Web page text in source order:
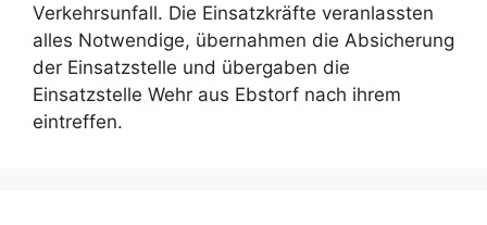
Verkehrsunfall. Die Einsatzkräfte veranlassten
alles Notwendige, übernahmen die Absicherung
der Einsatzstelle und übergaben die
Einsatzstelle Wehr aus Ebstorf nach ihrem
eintreffen.